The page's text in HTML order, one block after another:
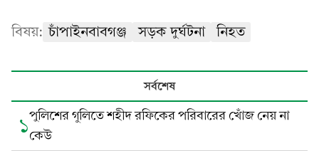
বিষয়: চাঁপাইনবাবগঞ্জ সড়ক দুর্ঘটনা নিহত
সর্বশেষ
১পুলিশের গুলিতে শহীদ রফিকের পরিবারের খোঁজ নেয় না
কেউ